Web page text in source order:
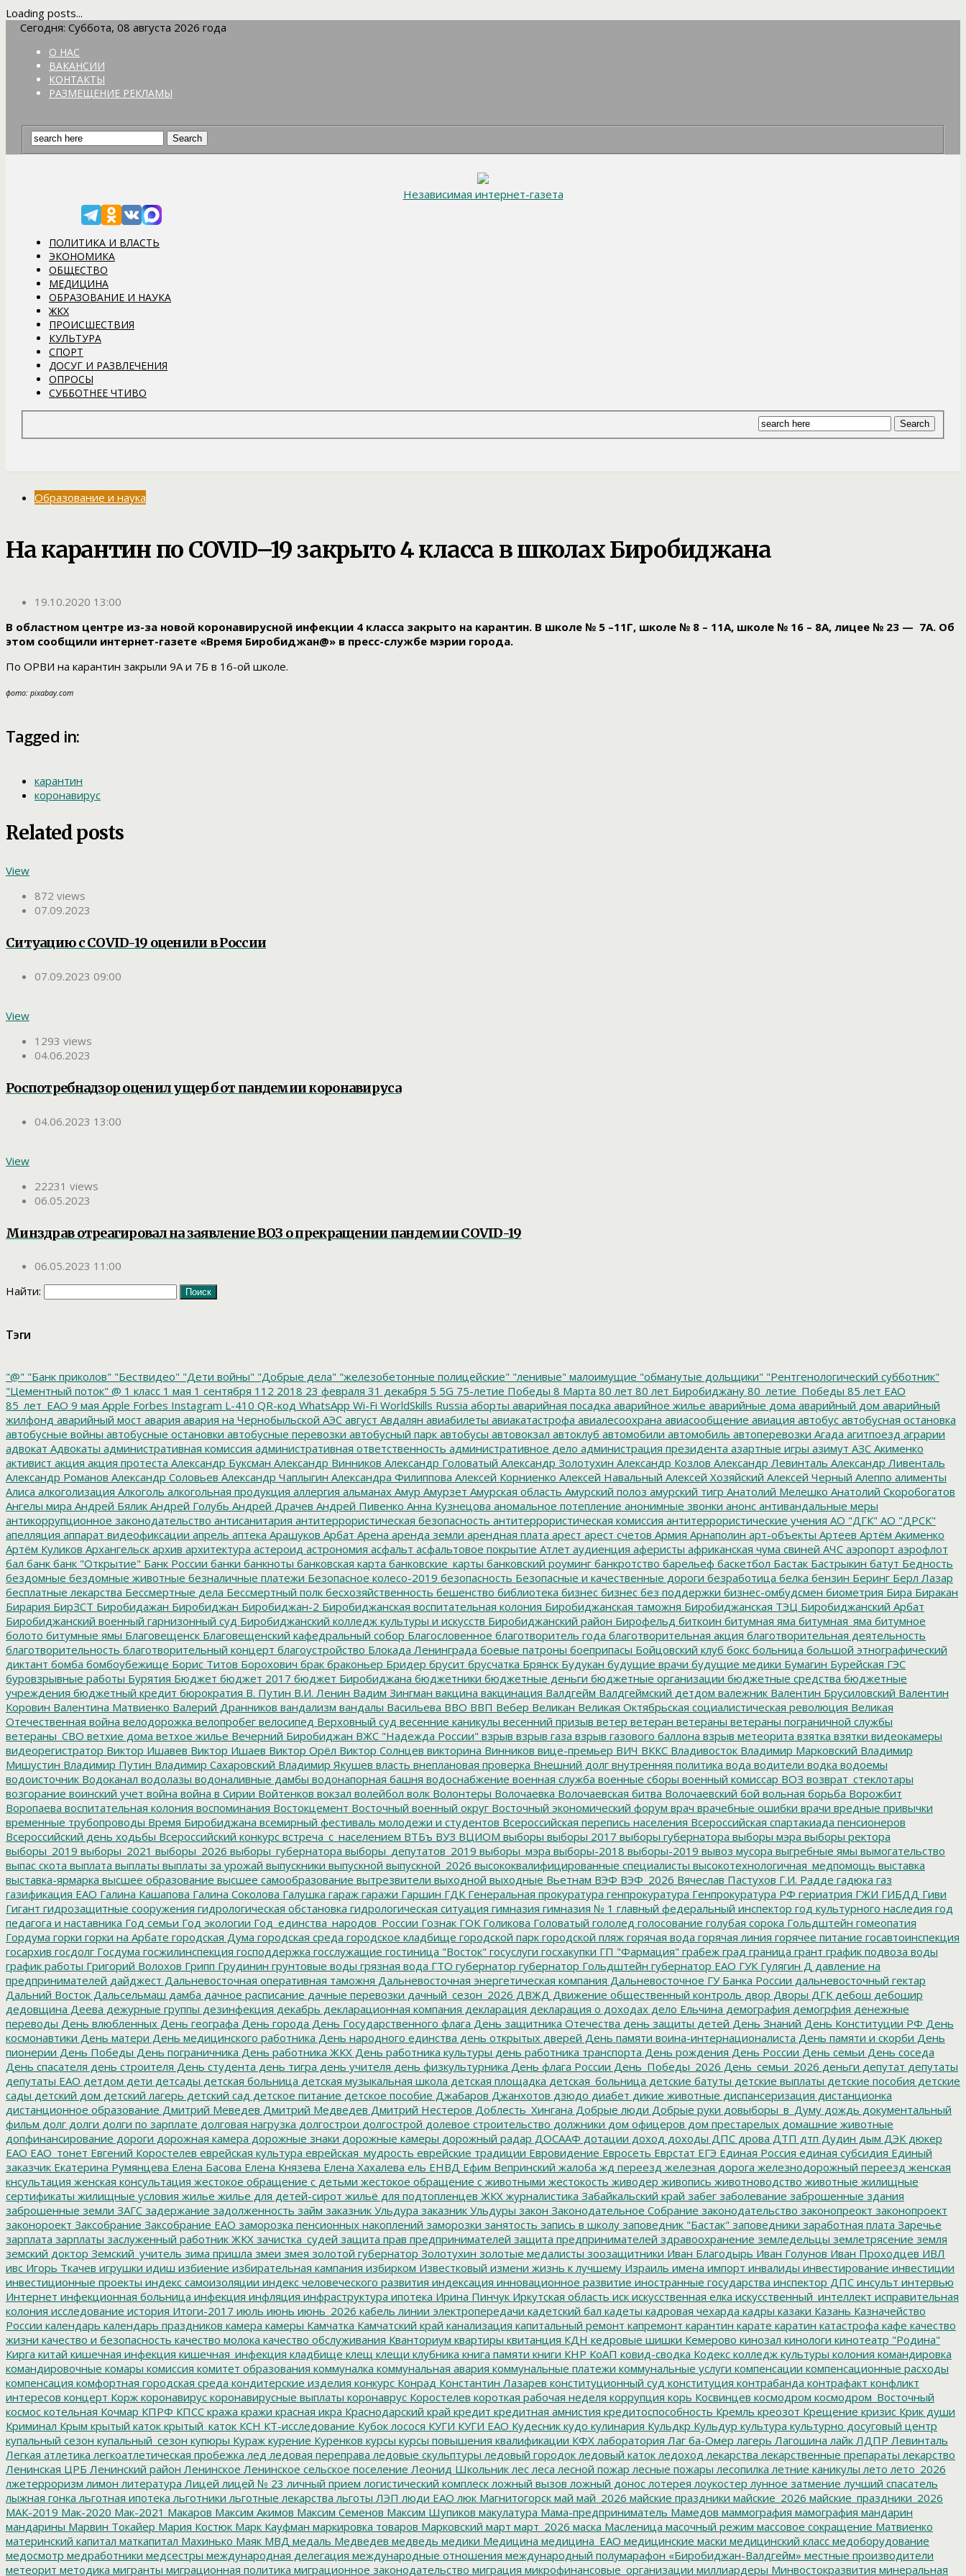
Loading posts...
Сегодня: Суббота, 08 августа 2026 года
О НАС
ВАКАНСИИ
КОНТАКТЫ
РАЗМЕЩЕНИЕ РЕКЛАМЫ
Независимая интернет-газета
ПОЛИТИКА И ВЛАСТЬ
ЭКОНОМИКА
ОБЩЕСТВО
МЕДИЦИНА
ОБРАЗОВАНИЕ И НАУКА
ЖКХ
ПРОИСШЕСТВИЯ
КУЛЬТУРА
СПОРТ
ДОСУГ И РАЗВЛЕЧЕНИЯ
ОПРОСЫ
СУББОТНЕЕ ЧТИВО
Образование и наука
На карантин по COVID–19 закрыто 4 класса в школах Биробиджана
19.10.2020 13:00
В областном центре из-за новой коронавирусной инфекции 4 класса закрыто на карантин. В школе № 5 –11Г, школе № 8 – 11А, школе № 16 – 8А, лицее № 23 — 7А. Об
этом сообщили интернет-газете «Время Биробиджан@» в пресс-службе мэрии города.
По ОРВИ на карантин закрыли 9А и 7Б в 16-ой школе.
фото: pixabay.com
Tagged in:
карантин
коронавирус
Related posts
View
872 views
07.09.2023
Ситуацию с COVID-19 оценили в России
07.09.2023 09:00
View
1293 views
04.06.2023
Роспотребнадзор оценил ущерб от пандемии коронавируса
04.06.2023 13:00
View
22231 views
06.05.2023
Минздрав отреагировал на заявление ВОЗ о прекращении пандемии COVID-19
06.05.2023 11:00
Найти:
Тэги
"@" "Банк приколов" "Бествидео" "Дети войны" "Добрые дела" "железобетонные полицейские" "ленивые" малоимущие "обманутые дольщики" "Рентгенологический субботник"
"Цементный поток" @ 1 класс 1 мая 1 сентября 112 2018 23 февраля 31 декабря 5 5G 75-летие Победы 8 Марта 80 лет 80 лет Биробиджану 80_летие_Победы 85 лет ЕАО
85_лет_ЕАО 9 мая Apple Forbes Instagram L-410 QR-код WhatsApp Wi-Fi WorldSkills Russia аборты аварийная посадка аварийное жилье аварийные дома аварийный дом аварийный
жилфонд аварийный мост авария авария на Чернобыльской АЭС август Авдалян авиабилеты авиакатастрофа авиалесоохрана авиасообщение авиация автобус автобусная остановка
автобусные войны автобусные остановки автобусные перевозки автобусный парк автобусы автовокзал автоклуб автомобили автомобиль автоперевозки Агада агитпоезд аграрии
адвокат Адвокаты административная комиссия административная ответственность административное дело администрация президента азартные игры азимут АЗС Акименко
активист акция акция протеста Александр Буксман Александр Винников Александр Головатый Александр Золотухин Александр Козлов Александр Левинталь Александр Ливенталь
Александр Романов Александр Соловьев Александр Чаплыгин Александра Филиппова Алексей Корниенко Алексей Навальный Алексей Хозяйский Алексей Черный Алеппо алименты
Алиса алкоголизация Алкоголь алкогольная продукция аллергия альманах Амур Амурзет Амурская область Амурский полоз амурский тигр Анатолий Мелешко Анатолий Скоробогатов
Ангелы мира Андрей Бялик Андрей Голубь Андрей Драчев Андрей Пивенко Анна Кузнецова аномальное потепление анонимные звонки анонс антивандальные меры
антикоррупционное законодательство антисанитария антитеррористическая безопасность антитеррористическая комиссия антитеррористические учения АО "ДГК" АО "ДРСК"
апелляция аппарат видеофиксации апрель аптека Арашуков Арбат Арена аренда земли арендная плата арест арест счетов Армия Арнаполин арт-объекты Артеев Артём Акименко
Артём Куликов Архангельск архив архитектура астероид астрономия асфальт асфальтовое покрытие Атлет аудиенция аферисты африканская чума свиней АЧС аэропорт аэрофлот
бал банк банк "Открытие" Банк России банки банкноты банковская карта банковские_карты банковский роуминг банкротство барельеф баскетбол Бастак Бастрыкин батут Бедность
бездомные бездомные животные безналичные платежи Безопасное колесо-2019 безопасность Безопасные и качественные дороги безработица белка бензин Беринг Берл Лазар
бесплатные лекарства Бессмертные дела Бессмертный полк бесхозяйственность бешенство библиотека бизнес бизнес без поддержки бизнес-омбудсмен биометрия Бира Биракан
Бирария БирЗСТ Биробидажан Биробиджан Биробиджан-2 Биробиджанская воспитательная колония Биробиджанская таможня Биробиджанская ТЭЦ Биробиджанский Арбат
Биробиджанский военный гарнизонный суд Биробиджанский колледж культуры и искусств Биробиджанский район Бирофельд биткоин битумная яма битумная_яма битумное
болото битумные ямы Благовещенск Благовещенский кафедральный собор Благословенное благотворитель года благотворительная акция благотворительная деятельность
благотворительность благотворительный концерт благоустройство Блокада Ленинграда боевые патроны боеприпасы Бойцовский клуб бокс больница большой этнографический
диктант бомба бомбоубежище Борис Титов Борохович брак браконьер Бридер брусит брусчатка Брянск Будукан будущие врачи будущие медики Бумагин Бурейская ГЭС
буровзрывные работы Бурятия Бюджет бюджет 2017 бюджет Биробиджана бюджетники бюджетные деньги бюджетные организации бюджетные средства бюджетные
учреждения бюджетный кредит бюрократия В. Путин В.И. Ленин Вадим Зингман вакцина вакцинация Валдгейм Валдгеймский детдом валежник Валентин Брусиловский Валентин
Коровин Валентина Матвиенко Валерий Дранников вандализм вандалы Васильева ВВО ВВП Вебер Великан Великая Октябрьская социалистическая революция Великая
Отечественная война велодорожка велопробег велосипед Верховный суд весенние каникулы весенний призыв ветер ветеран ветераны ветераны пограничной службы
ветераны_СВО ветхие дома ветхое жилье Вечерний Биробиджан ВЖС "Надежда России" взрыв взрыв газа взрыв газового баллона взрыв метеорита взятка взятки видеокамеры
видеорегистратор Виктор Ишавев Виктор Ишаев Виктор Орёл Виктор Солнцев викторина Винников вице-премьер ВИЧ ВККС Владивосток Владимир Марковский Владимир
Мишустин Владимир Путин Владимир Сахаровский Владимир Якушев власть внеплановая проверка Внешний долг внутренняя политика вода водители водка водоемы
водоисточник Водоканал водолазы водоналивные дамбы водонапорная башня водоснабжение военная служба военные сборы военный комиссар ВОЗ возврат_стеклотары
возгорание воинский учет война война в Сирии Войтенков вокзал волейбол волк Волонтеры Волочаевка Волочаевская битва Волочаевский бой вольная борьба Ворожбит
Воропаева воспитательная колония воспоминания Востокцемент Восточный военный округ Восточный экономический форум врач врачебные ошибки врачи вредные привычки
временные трубопроводы Время Биробиджана всемирный фестиваль молодежи и студентов Всероссийская перепись населения Всероссийская спартакиада пенсионеров
Всероссийский день ходьбы Всероссийский конкурс встреча_с_населением ВТБъ ВУЗ ВЦИОМ выборы выборы 2017 выборы губернатора выборы мэра выборы ректора
выборы_2019 выборы_2021 выборы_2026 выборы_губернатора выборы_депутатов_2019 выборы_мэра выборы-2018 выборы-2019 вывоз мусора выгребные ямы вымогательство
выпас скота выплата выплаты выплаты за урожай выпускники выпускной выпускной_2026 высококвалифицированные специалисты высокотехнологичная_медпомощь выставка
выставка-ярмарка высшее образование высшее самообразование вытрезвители выходной выходные Вьетнам ВЭФ ВЭФ_2026 Вячеслав Пастухов Г.И. Радде гадюка газ
газификация ЕАО Галина Кашапова Галина Соколова Галушка гараж гаражи Гаршин ГДК Генеральная прокуратура генпрокуратура Генпрокуратура РФ гериатрия ГЖИ ГИБДД Гиви
Гигант гидрозащитные сооружения гидрологическая обстановка гидрологическая ситуация гимназия гимназия № 1 главный федеральный инспектор год культурного наследия год
педагога и наставника Год семьи Год экологии Год_единства_народов_России Гознак ГОК Голикова Головатый гололед голосование голубая сорока Гольдштейн гомеопатия
Гордума горки горки на Арбате городская Дума городская среда городское кладбище городской парк городской пляж горячая вода горячая линия горячее питание госавтоинспекция
госархив госдолг Госдума госжилинспекция господдержка госслужащие гостиница "Восток" госуслуги госхакупки ГП "Фармация" грабеж град граница грант график подвоза воды
график работы Григорий Волохов Грипп Грудинин грунтовые воды грязная вода ГТО губернатор губернатор Гольдштейн губернатор ЕАО ГУК Гулягин Д давление на
предпринимателей дайджест Дальневосточная оперативная таможня Дальневосточная энергетическая компания Дальневосточное ГУ Банка России дальневосточный гектар
Дальний Восток Дальсельмаш дамба дачное расписание дачные перевозки дачный_сезон_2026 ДВЖД Движение общественный контроль двор Дворы ДГК дебош дебошир
дедовщина Деева дежурные группы дезинфекция декабрь декларационная компания декларация декларация о доходах дело Ельчина демография демогрфия денежные
переводы День влюбленных День географа День города День Государственного флага День защитника Отечества день защиты детей День Знаний День Конституции РФ День
космонавтики День матери День медицинского работника День народного единства день открытых дверей День памяти воина-интернационалиста День памяти и скорби День
пионерии День Победы День пограничника День работника ЖКХ День работника культуры день работника транспорта День рождения День России День семьи День соседа
День спасателя день строителя День студента день тигра день учителя день физкультурника День флага России День_Победы_2026 День_семьи_2026 деньги депутат депутаты
депутаты ЕАО детдом дети детсады детская больница детская музыкальная школа детская площадка детская_больница детские батуты детские выплаты детские пособия детские
сады детский дом детский лагерь детский сад детское питание детское пособие Джабаров Джанхотов дзюдо диабет дикие животные диспансеризация дистанционка
дистанционное образование Дмитрий Меведев Дмитрий Медведев Дмитрий Нестеров Доблесть_Хингана Добрые люди Добрые руки довыборы_в_Думу дождь документальный
фильм долг долги долги по зарплате долговая нагрузка долгострои долгострой долевое строительство должники дом офицеров дом престарелых домашние животные
допфинансирование дороги дорожная камера дорожные знаки дорожные камеры дорожный радар ДОСААФ дотации доход доходы ДПС дрова ДТП дтп Дудин дым ДЭК дюкер
ЕАО ЕАО_тонет Евгений Коростелев еврейская культура еврейская_мудрость еврейские традиции Евровидение Евросеть Еврстат ЕГЭ Единая Россия единая субсидия Единый
заказчик Екатерина Румянцева Елена Басова Елена Князева Елена Хахалева ель ЕНВД Ефим Вепринский жалоба жд переезд железная дорога железнодорожный переезд женская
кнсультация женская консультация жестокое обращение с детьми жестокое обращение с животными жестокость живодер живопись животноводство животные жилищные
сертификаты жилищные условия жилье жилье для детей-сирот жильё для подтопленцев ЖКХ журналистика Забайкальский край забег заболевание заброшенные здания
заброшенные земли ЗАГС задержание задолженность займ заказник Ульдура заказник Ульдуры закон Законодательное Собрание законодательство законопреокт законопроект
законороект Заксобрание Заксобрание ЕАО заморозка пенсионных накоплений заморозки занятость запись в школу заповедник "Бастак" заповедники заработная плата Заречье
зарплата зарплаты заслуженный работник ЖКХ зачистка_судей защита прав предпринимателей защита предпринимателей здравоохранение земледельцы землетрясение земля
земский доктор Земский_учитель зима пришла змеи змея золотой губернатор Золотухин золотые медалисты зоозащитники Иван Благодырь Иван Голунов Иван Проходцев ИВЛ
ивс Игорь Ткачев игрушки идиш избиение избирательная кампания избирком Известковый измени жизнь к лучшему Израиль имена импорт инвалиды инвестирование инвестиции
инвестиционные проекты индекс самоизоляции индекс человеческого развития индексация инновационное развитие иностранные государства инспектор ДПС инсульт интервью
Интернет инфекционная больница инфекция инфляция инфраструктура ипотека Ирина Пинчук Иркутская область иск искусственная елка искусственный_интеллект исправительная
колония исследование история Итоги-2017 июль июнь июнь_2026 кабель линии электропередачи кадетский бал кадеты кадровая чехарда кадры казаки Казань Казначейство
России календарь календарь праздников камера камеры Камчатка Камчатский край канализация капитальный ремонт капремонт карантин карате каратин катастрофа кафе качество
жизни качество и безопасность качество молока качество обслуживания Кванториум квартиры квитанция КДН кедровые шишки Кемерово кинозал кинологи кинотеатр "Родина"
Кирга китай кишечная инфекция кишечная_инфекция кладбище клещ клещи клубника книга памяти книги КНР КоАП ковид-сводка Кодекс колледж культуры колония командировка
командировочные комары комиссия комитет образования коммуналка коммунальная авария коммунальные платежи коммунальные услуги компенсации компенсационные расходы
компенсация комфортная городская среда кондитерские изделия конкурс Конрад Константин Лазарев конституционный суд конституция контрабанда контрафакт конфликт
интересов концерт Корж коронавирус коронавирусные выплаты коронаврус Коростелев короткая рабочая неделя коррупция корь Косвинцев космодром космодром_Восточный
космос котельная Кочмар КПРФ КПСС кража кражи красная икра Краснодарский край кредит кредитная амнистия кредитоспособность Кремль креозот Крещение кризис Крик души
Криминал Крым крытый каток крытый_каток КСН КТ-исследование Кубок лосося КУГИ КУГИ ЕАО Кудесник кудо кулинария Кульдкр Кульдур культура культурно досуговый центр
купальный сезон купальный_сезон купюры Кураж курение Куренков курсы курсы повышения квалификации КФХ лаборатория Лаг ба-Омер лагерь Лагошина лайк ЛДПР Левинталь
Легкая атлетика легкоатлетическая пробежка лед ледовая переправа ледовые скульптуры ледовый городок ледовый каток ледоход лекарства лекарственные препараты лекарство
Ленинская ЦРБ Ленинский район Ленинское Ленинское сельское поселение Леонид Школьник лес леса лесной пожар лесные пожары лесопилка летние каникулы лето лето_2026
лжетерроризм лимон литература Лицей лицей № 23 личный прием логистический комплеск ложный вызов ложный донос лотерея лоукостер лунное затмение лучший спасатель
лыжная гонка льготная ипотека льготники льготные лекарства льготы ЛЭП люди ЕАО люк Магнитогорск май май_2026 майские праздники майские_2026 майские_праздники_2026
МАК-2019 Мак-2020 Мак-2021 Макаров Максим Акимов Максим Семенов Максим Шупиков макулатура Мама-предприниматель Мамедов маммография мамография мандарин
мандарины Марвин Токайер Мария Костюк Марк Кауфман маркировка товаров Марковский март март_2026 маска Масленица масочный режим массовое сокращение Матвиенко
материнский капитал маткапитал Махинько Маяк МВД медаль Медведев медведь медики Медицина медицина_ЕАО медицинские маски медицинский класс медоборудование
медосмотр медработники медсестры международная делегация международные отношения международный полумарафон «Биробиджан-Валдгейм» местные производители
метеорит методика мигранты миграционная политика миграционное законодательство миграция микрофинансовые_организации миллиардеры Минвостокразвития минеральная